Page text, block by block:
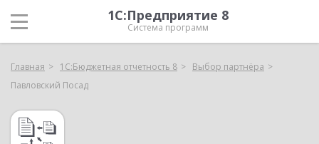
1С:Предприятие 8
Система программ
Главная 1С:Бюджетная отчетность 8
Выбор партнёра
Павловский Посад